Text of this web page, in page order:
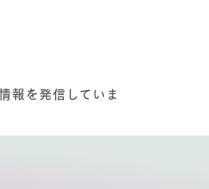
報を発信していま